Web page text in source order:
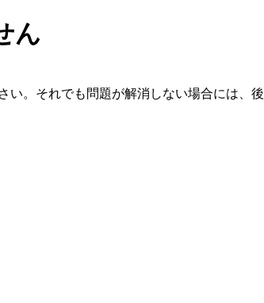
ん
。それでも問題が解消しない場合には、